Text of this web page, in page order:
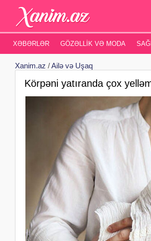
XƏBƏRLƏR GÖZƏLLIK VƏ MODA
Xanim.az /Ailə və Uşaq
Körpəni yatıranda çox